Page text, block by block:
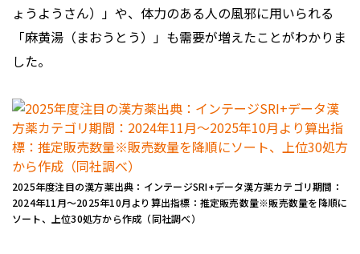
ょうようさん）」や、体力のある人の風邪に用いられる
「麻黄湯（まおうとう）」も需要が増えたことがわかりま
した。
2025年度注目の漢方薬出典：インテージSRI+データ漢方薬カテゴリ期間：
2024年11月～2025年10月より算出指標：推定販売数量※販売数量を降順に
ソート、上位30処方から作成（同社調べ）